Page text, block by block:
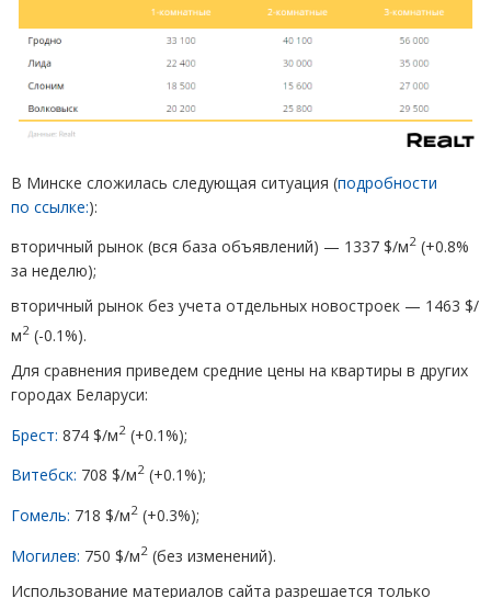
В Минске сложилась следующая ситуация (подробности
по ссылке:):
вторичный рынок (вся база объявлений) — 1337 $/м2 (+0.8%
за неделю);
вторичный рынок без учета отдельных новостроек — 1463 $/
м2 (-0.1%).
Для сравнения приведем средние цены на квартиры в других
городах Беларуси:
Брест: 874 $/м2 (+0.1%);
Витебск: 708 $/м2 (+0.1%);
Гомель: 718 $/м2 (+0.3%);
Могилев: 750 $/м2 (без изменений).
Использование материалов сайта разрешается только